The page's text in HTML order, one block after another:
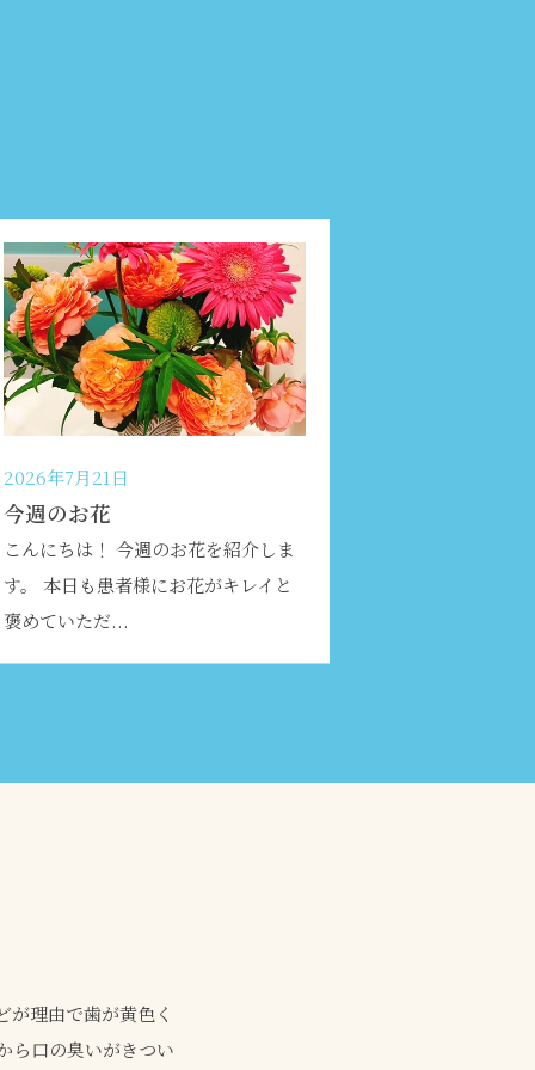
2026年7月21日
今週のお花
こんにちは！ 今週のお花を紹介しま
す。 本日も患者様にお花がキレイと
褒めていただ...
理由で歯が黄色く
ら口の臭いがきつい